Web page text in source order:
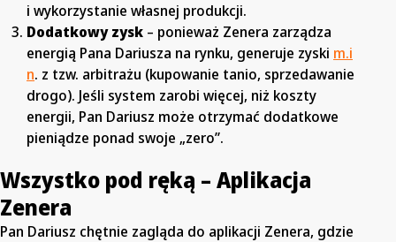
i wykorzystanie własnej produkcji.
Dodatkowy zysk – ponieważ Zenera zarządza
energią Pana Dariusza na rynku, generuje zyski m.i
n. z tzw. arbitrażu (kupowanie tanio, sprzedawanie
drogo). Jeśli system zarobi więcej, niż koszty
energii, Pan Dariusz może otrzymać dodatkowe
pieniądze ponad swoje „zero”.
Wszystko pod ręką – Aplikacja
Zenera
Pan Dariusz chętnie zagląda do aplikacji Zenera, gdzie